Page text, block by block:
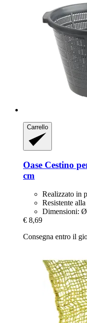
Carrello
Oase Cestino
cm
Realizzato in
Resistente
Dimensioni: Ø
€ 8,69
Consegna entro il